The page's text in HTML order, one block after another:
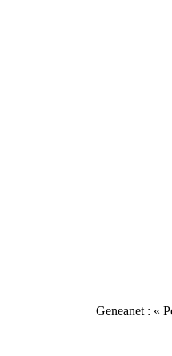
Geneanet : «